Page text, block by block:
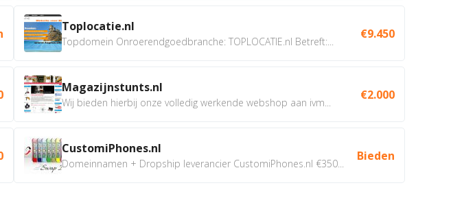
Toplocatie.nl
Topdomein Onroerendgoedbranche: TOPLOCATIE.nl Betreft:...
€9.450
Magazijnstunts.nl
Wij bieden hierbij onze volledig werkende webshop aan ivm...
€2.000
CustomiPhones.nl
Domeinnamen + Dropship leverancier CustomiPhones.nl €350...
Bieden